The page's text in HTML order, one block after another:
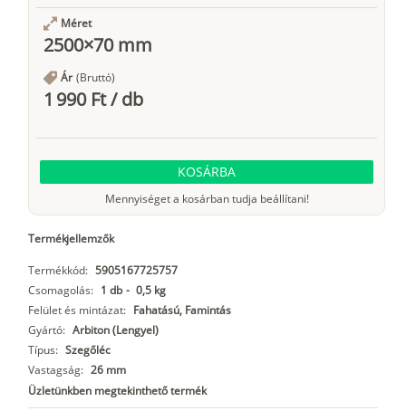
Méret
2500×70 mm
Ár (Bruttó)
1 990 Ft/db
KOSÁRBA
Mennyiséget a kosárban tudja beállítani!
Termékjellemzők
Termékkód: 5905167725757
Csomagolás: 1 db - 0,5 kg
Felület és mintázat: Fahatású, Famintás
Gyártó: Arbiton (Lengyel)
Típus: Szegőléc
Vastagság: 26 mm
Üzletünkben megtekinthető termék